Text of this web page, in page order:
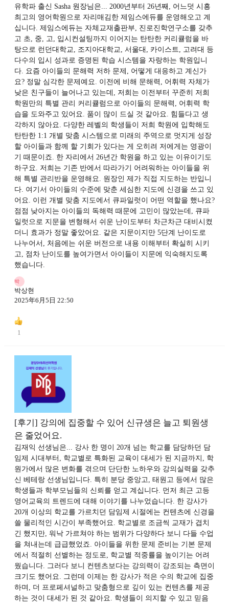
유학파 출신 Sasha 원장님은... 2000년부터 26년째, 어느덧 시흥
최고의 영어학원으로 자리매김한 제임스에듀를 운영해오고 계
십니다. 제임스에듀는 자체교재출판부, 진로진학연구소를 갖추
고 초, 중, 고, 입시컨설팅까지 이어지는 탄탄한 커리큘럼을 바
탕으로 런던대학교, 조지아대학교, 서울대, 카이스트, 고려대 등
다수의 입시 성과로 증명된 학습 시스템을 자랑하는 학원입니
다. 요즘 아이들의 문해력 저하 문제, 어떻게 대응하고 계신가
요? 정말 심각한 문제예요. 이전에 비해 문해력, 어휘력 자체가
낮은 친구들이 늘어나고 있는데, 저희는 이전부터 꾸준히 저희
학원만의 특별 관리 커리큘럼으로 아이들의 문해력, 어휘력 학
습을 도와주고 있어요. 품이 많이 드실 것 같아요. 힘들다고 생
각하지 않아요. 다양한 레벨의 학생들이 저희 학원에 입학해도
탄탄한 1:1 개별 맞춤 시스템으로 미래의 주역으로 멋지게 성장
할 아이들과 함께 할 기회가 있다는 게 오히려 저에게는 영광이
기 때문이죠. 한 자리에서 26년간 학원을 하고 있는 이유이기도
하구요. 저희는 기존 반에서 따라가기 어려워하는 아이들을 위
해 특별 관리반을 운영해요. 원장인 제가 직접 지도하는 반입니
다. 여기서 아이들의 수준에 맞춘 세심한 지도에 신경을 쓰고 있
어요. 이런 개별 맞춤 지도에서 큐파일럿이 어떤 역할을 했나요?
점점 낮아지는 아이들의 독해력 때문에 고민이 많았는데, 큐파
일럿으로 지문을 변형해서 쉬운 난이도부터 차근차근 대비시켰
더니 효과가 정말 좋았어요. 같은 지문이지만 5단계 난이도로
나누어서, 처음에는 쉬운 버전으로 내용 이해부터 확실히 시키
고, 점차 난이도를 높여가면서 아이들이 지문에 익숙해지도록
했습니다.
박
박상현
2025年6月5日 22:50
1
[후기] 강의에 집중할 수 있어 신규생은 늘고 퇴원생
은 줄었어요.
김재익 선생님은... 강사 한 명이 20개 넘는 학교를 담당하던 담
임제 시대부터, 학교별로 특화된 교육이 대세가 된 지금까지, 학
원가에서 많은 변화를 겪으며 단단한 노하우와 강의실력을 갖추
신 베테랑 선생님입니다. 특히 분당 중앙고, 태원고 등에서 많은
학생들과 학부모님들의 신뢰를 얻고 계십니다. 먼저 최근 고등
영어교육의 트렌드에 대해 이야기를 나누었습니다. 한 강사가
20개 이상의 학교를 가르치던 담임제 시절에는 컨텐츠에 신경을
쓸 물리적인 시간이 부족했어요. 학교별로 조금씩 교재가 겹치
긴 했지만, 워낙 가르쳐야 하는 범위가 다양하다 보니 다들 수업
을 쳐내는데 급급했었죠. 아이들을 위한 문제 준비는 기본 문제
에서 적절히 선별하는 정도로, 학교별 적중률을 높이기는 어려
웠습니다. 그러다 보니 컨텐츠보다는 강의력이 강조되는 측면이
크기도 했어요. 그런데 이제는 한 강사가 적은 수의 학교에 집중
하며, 더 프로페셔널하고 맞춤형으로 깊이 있는 컨텐츠를 제공
하는 것이 대세가 된 것 같아요. 학생들이 의지할 수 있고 믿음